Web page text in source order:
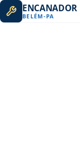
ENCANADOR
BELÉM-PA